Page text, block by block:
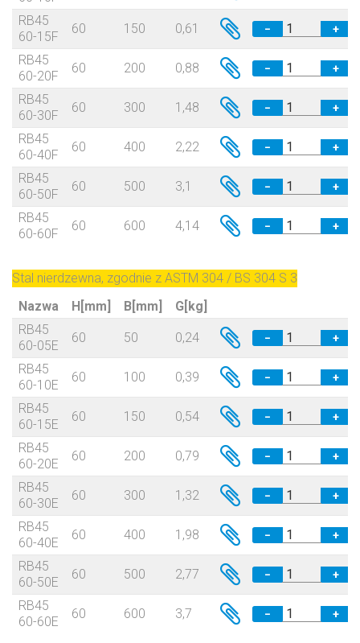
RB45
60-15F
60 150 0,61 − +
RB45
60-20F
60 200 0,88 − +
RB45
60-30F
60 300 1,48 − +
RB45
60-40F
60 400 2,22 − +
RB45
60-50F
60 500 3,1 − +
RB45
60-60F
60 600 4,14 − +
Stal nierdzewna, zgodnie z ASTM 304 / BS 304 S 3
Nazwa
H[mm] B[mm]
G[kg]
RB45
60-05E
60 50 0,24 − +
RB45
60-10E
60 100 0,39 − +
RB45
60-15E
60 150 0,54 − +
RB45
60-20E
60 200 0,79 − +
RB45
60-30E
60 300 1,32 − +
RB45
60-40E
60 400 1,98 − +
RB45
60-50E
60 500 2,77 − +
RB45
60-60E
60 600 3,7 − +